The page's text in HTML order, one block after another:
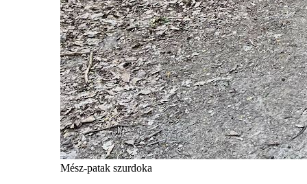
Mész-patak szurdoka